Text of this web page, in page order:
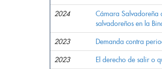
2024
Cámara Salvadoreña
salvadoreños en la
2023 Demanda contra
2023 El derecho de salir o